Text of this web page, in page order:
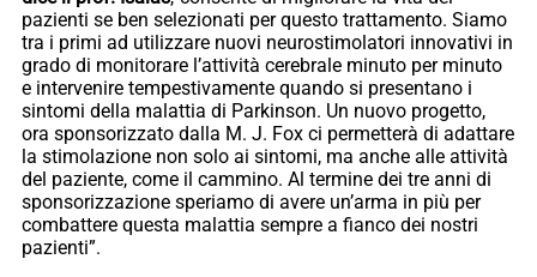
pazienti se ben selezionati per questo trattamento. Siamo
tra i primi ad utilizzare nuovi neurostimolatori innovativi in
grado di monitorare l’attività cerebrale minuto per minuto
e intervenire tempestivamente quando si presentano i
sintomi della malattia di Parkinson. Un nuovo progetto,
ora sponsorizzato dalla M. J. Fox ci permetterà di adattare
la stimolazione non solo ai sintomi, ma anche alle attività
del paziente, come il cammino. Al termine dei tre anni di
sponsorizzazione speriamo di avere un’arma in più per
combattere questa malattia sempre a fianco dei nostri
pazienti”.